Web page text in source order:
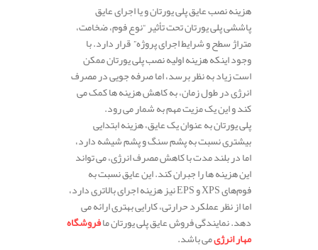
هزینه نصب عایق پلی‌ یورتان و یا اجرای عایق
پاششی پلی یورتان تحت تأثیر “نوع فوم، ضخامت،
متراژ سطح و شرایط اجرای پروژه” قرار دارد. با
وجود اینکه هزینه اولیه نصب پلی‌ یورتان ممکن
است زیاد به نظر برسد، اما صرفه‌ جویی در مصرف
انرژی در طول زمان، به کاهش هزینه‌ ها کمک می‌
کند و این یک مزیت مهم به شمار می‌ رود.
پلی‌ یورتان به عنوان یک عایق، هزینه ابتدایی
بیشتری نسبت به پشم سنگ و پشم شیشه دارد،
اما در بلند مدت با کاهش مصرف انرژی، می‌ تواند
این هزینه‌ ها را جبران کند. این عایق نسبت به
فوم‌های XPS و EPS نیز هزینه اجرای بالاتری دارد،
اما از نظر عملکرد حرارتی، کارایی بهتری ارائه می‌
دهد. نمایندگی فروش عایق پلی یورتان مافروشگاه
مهار انرژیمی باشد.